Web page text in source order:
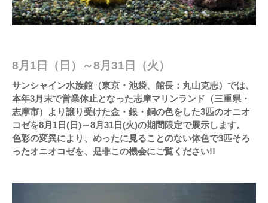
8月1日（日）～8月31日（火）
サンシャイン水族館（東京・池袋、館長：丸山克志）では、
本年3月末で営業休止となった志摩マリンランド（三重県・
志摩市）より譲り受けた金・銀・銅の色をした3匹のオニオ
コゼを8月1日(日)～8月31日(火)の期間限定で展示します。
色彩の変異により、めったに見ることのない体色で3匹そろ
ったオニオコゼを、是非この機会にご覧ください!!